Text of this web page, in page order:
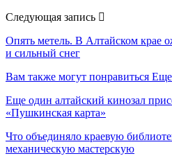
Следующая запись
Опять метель. В Алтайском крае
и сильный снег
Вам также могут понравиться Еще
Еще один алтайский кинозал
«Пушкинская карта»
Что объединяло краевую
механическую мастерскую